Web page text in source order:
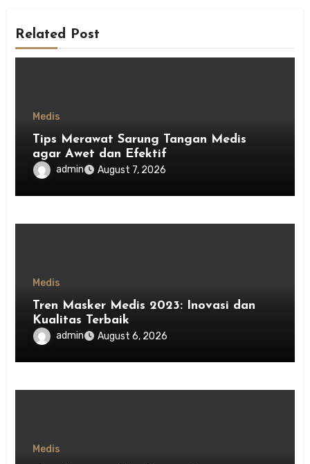
Related Post
Medis
Tips Merawat Sarung Tangan Medis
agar Awet dan Efektif
admin August 7, 2026
Medis
Tren Masker Medis 2023: Inovasi dan
Kualitas Terbaik
admin August 6, 2026
Medis